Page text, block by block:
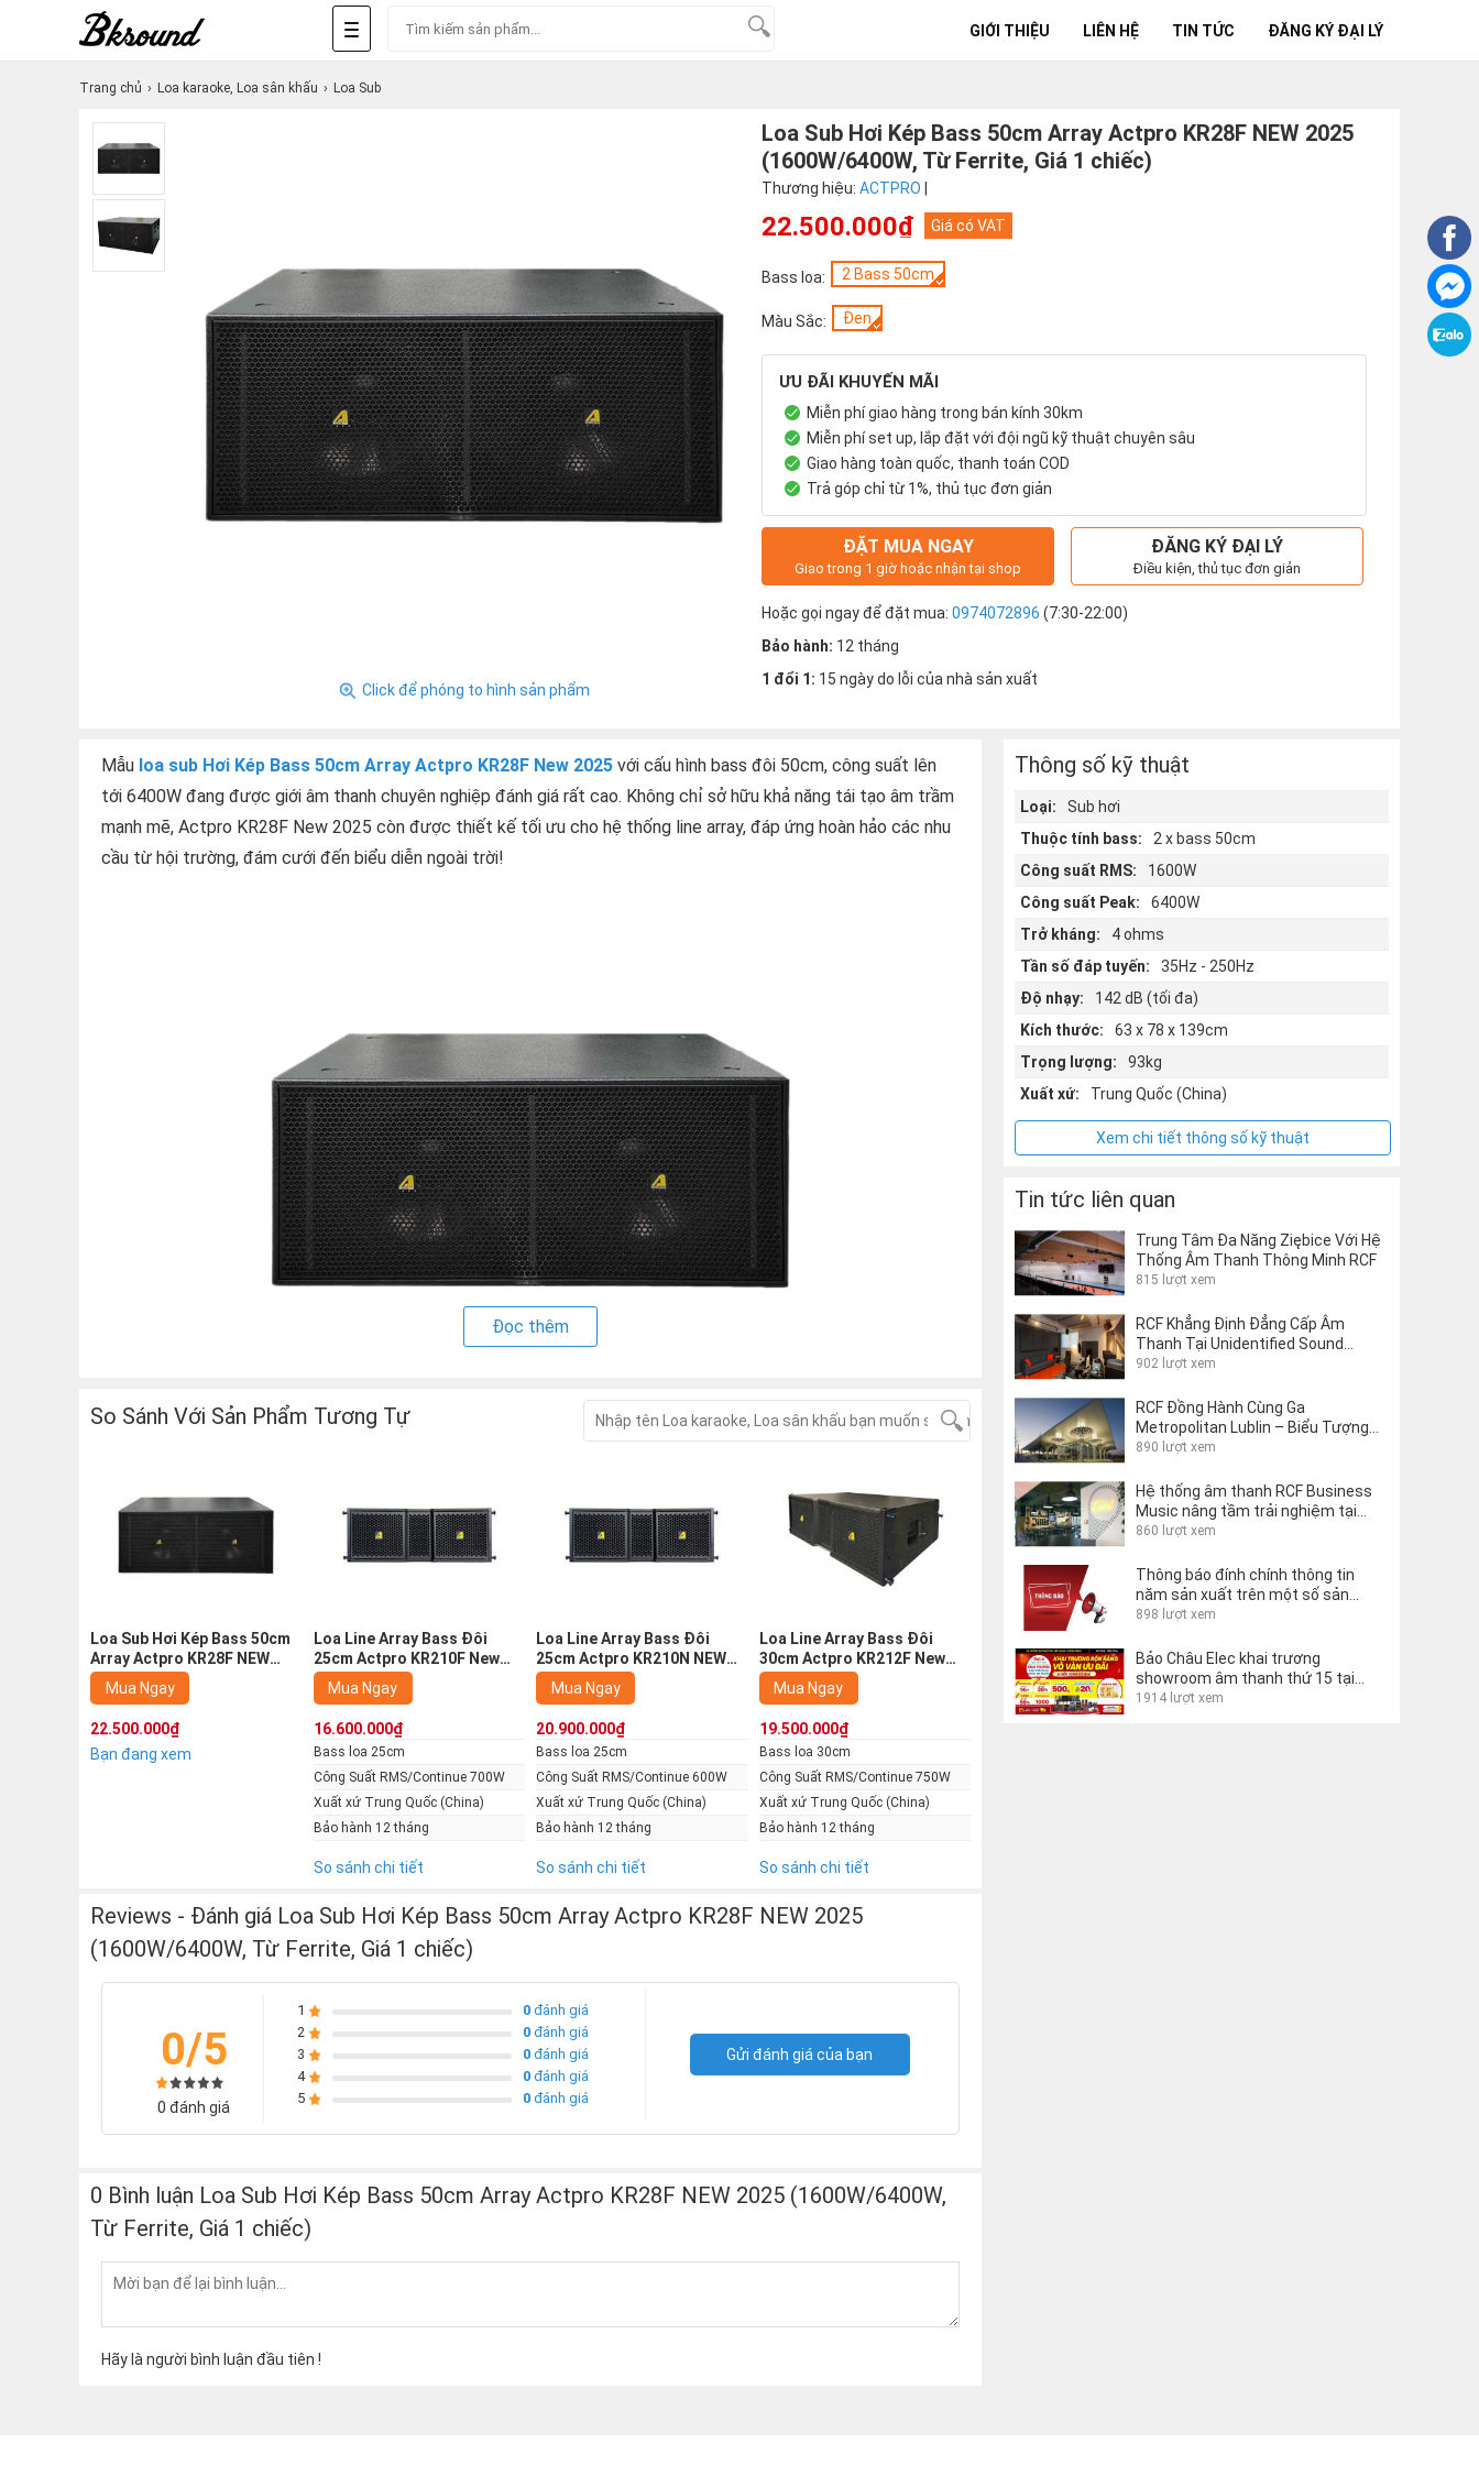
GIỚI THIỆU LIÊN HỆ TIN TỨC ĐĂNG KÝ ĐẠI LÝ
Trang chủ Loa karaoke, Loa sân khấu Loa Sub
Click để phóng to hình sản phẩm
Loa Sub Hơi Kép Bass 50cm Array Actpro KR28F NEW 2025
(1600W/6400W, Từ Ferrite, Giá 1 chiếc)
Thương hiệu: ACTPRO
22.500.000₫ Giá có VAT
Bass loa: 2 Bass 50cm
Màu Sắc: Đen
ƯU ĐÃI KHUYẾN MÃI
Miễn phí giao hàng trong bán kính 30km
Miễn phí set up, lắp đặt với đội ngũ kỹ thuật chuyên sâu
Giao hàng toàn quốc, thanh toán COD
Trả góp chỉ từ 1%, thủ tục đơn giản
ĐẶT MUA NGAY
Giao trong 1 giờ hoặc nhận tại shop
ĐĂNG KÝ ĐẠI LÝ
Điều kiện, thủ tục đơn giản
Hoặc gọi ngay để đặt mua: 0974072896 (7:30-22:00)
Bảo hành: 12 tháng
1 đổi 1: 15 ngày do lỗi của nhà sản xuất
Mẫu loa sub Hơi Kép Bass 50cm Array Actpro KR28F New 2025 với cấu hình bass đôi 50cm, công suất lên
tới 6400W đang được giới âm thanh chuyên nghiệp đánh giá rất cao. Không chỉ sở hữu khả năng tái tạo âm trầm
mạnh mẽ, Actpro KR28F New 2025 còn được thiết kế tối ưu cho hệ thống line array, đáp ứng hoàn hảo các nhu
cầu từ hội trường, đám cưới đến biểu diễn ngoài trời!
2025
- Loa kép bass 50cm (2 x 18 inch): Nam châm Ferrite, coil 10cm cho âm trầm sâu, chắc, lực mạnh.
- Dải tần tái tạo toàn bộ dải trầm từ bass sâu đến trống lực.
- Độ nhạy cao 142dB SPL: Âm thanh lan tỏa mạnh, không bị vỡ tiếng dù ở xa.
- Thiết kế chuyên dụng cho array: Thùng MDF chắc chắn, sơn chống trầy, ê căng kim loại.
- Kết nối tiêu chuẩn đảm bảo tín hiệu ổn định, dễ phối ghép thiết bị.
- Dễ ghép hệ thống sân khấu
Đọc thêm
So Sánh Với Sản Phẩm Tương Tự
Loa Sub Hơi Kép Bass 50cm
Array Actpro KR28F NEW
2025 (1600W/6400W, Từ
Ferrite, Giá 1 chiếc)
Mua Ngay
22.500.000₫
Bạn đang xem
Loa Line Array Bass Đôi
25cm Actpro KR210F New
2025 (700/2800W, Từ Ferrite,
Giá 1 chiếc)
Mua Ngay
16.600.000₫
Bass loa 25cm
Công Suất RMS/Continue 700W
Xuất xứ Trung Quốc (China)
Bảo hành 12 tháng
So sánh chi tiết
Loa Line Array Bass Đôi
25cm Actpro KR210N NEW
2025 (600/2400W, Từ Neo,
Giá 1 chiếc)
Mua Ngay
20.900.000₫
Bass loa 25cm
Công Suất RMS/Continue 600W
Xuất xứ Trung Quốc (China)
Bảo hành 12 tháng
So sánh chi tiết
Loa Line Array Bass Đôi
30cm Actpro KR212F New
2025 (750/3000W, Từ Ferrite,
Giá 1 chiếc)
Mua Ngay
19.500.000₫
Bass loa 30cm
Công Suất RMS/Continue 750W
Xuất xứ Trung Quốc (China)
Bảo hành 12 tháng
So sánh chi tiết
Reviews - Đánh giá Loa Sub Hơi Kép Bass 50cm Array Actpro KR28F NEW 2025
(1600W/6400W, Từ Ferrite, Giá 1 chiếc)
0/5
0 đánh giá
1 0đánh giá
2
0đánh giá
3
0đánh giá
4
0đánh giá
5
0đánh giá
Gửi đánh giá của bạn
0 Bình luận Loa Sub Hơi Kép Bass 50cm Array Actpro KR28F NEW 2025 (1600W/6400W,
Từ Ferrite, Giá 1 chiếc)
Hãy là người bình luận đầu tiên !
Thông số kỹ thuật
Loại:
Sub hơi
Thuộc tính bass:
2 x bass 50cm
Công suất RMS:
1600W
Công suất Peak:
6400W
Trở kháng:
4 ohms
Tần số đáp tuyến:
35Hz - 250Hz
Độ nhạy:
142 dB (tối đa)
Kích thước:
63 x 78 x 139cm
Trọng lượng:
93kg
Xuất xứ:
Trung Quốc (China)
Xem chi tiết thông số kỹ thuật
Tin tức liên quan
Trung Tâm Đa Năng Ziębice Với Hệ
Thống Âm Thanh Thông Minh RCF
815 lượt xem
RCF Khẳng Định Đẳng Cấp Âm
Thanh Tại Unidentified Sound
Object Studio Của Matteo Milani
902 lượt xem
RCF Đồng Hành Cùng Ga
Metropolitan Lublin – Biểu Tượng
Kiến Trúc Giao Thông Thế Giới
890 lượt xem
Hệ thống âm thanh RCF Business
Music nâng tầm trải nghiệm tại
Lecco Hostel, Ý
860 lượt xem
Thông báo đính chính thông tin
năm sản xuất trên một số sản
phẩm
898 lượt xem
Bảo Châu Elec khai trương
showroom âm thanh thứ 15 tại
Buôn Ma Thuột
1914 lượt xem